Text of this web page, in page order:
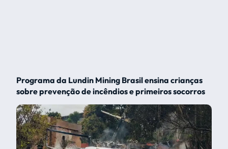
Programa da Lundin Mining Brasil ensina crianças
sobre prevenção de incêndios e primeiros socorros